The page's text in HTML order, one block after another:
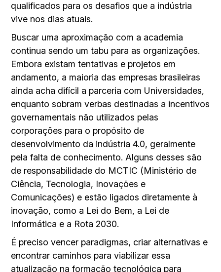
qualificados para os desafios que a indústria
vive nos dias atuais.
Buscar uma aproximação com a academia
continua sendo um tabu para as organizações.
Embora existam tentativas e projetos em
andamento, a maioria das empresas brasileiras
ainda acha difícil a parceria com Universidades,
enquanto sobram verbas destinadas a incentivos
governamentais não utilizados pelas
corporações para o propósito de
desenvolvimento da indústria 4.0, geralmente
pela falta de conhecimento. Alguns desses são
de responsabilidade do MCTIC (Ministério de
Ciência, Tecnologia, Inovações e
Comunicações) e estão ligados diretamente à
inovação, como a Lei do Bem, a Lei de
Informática e a Rota 2030.
É preciso vencer paradigmas, criar alternativas e
encontrar caminhos para viabilizar essa
atualização na formação tecnológica para